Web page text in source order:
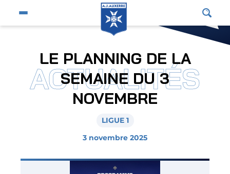
Ouvrir le menu du site
Fermer
Jeunes et féminines
Supporters
ACTUALITÉS
LE PLANNING DE LA
SEMAINE DU 3
NOVEMBRE
LIGUE 1
3 novembre 2025